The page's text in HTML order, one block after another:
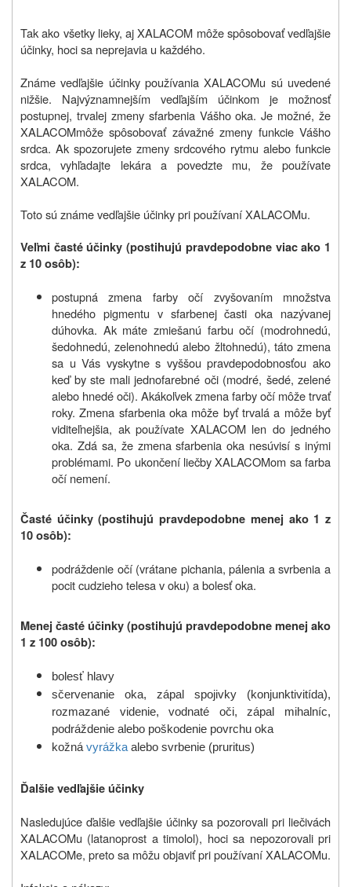
Tak ako všetky lieky, aj XALACOM môže spôsobovať vedľajšie
účinky, hoci sa neprejavia u každého.
Známe vedľajšie účinky používania XALACOMu sú uvedené
nižšie. Najvýznamnejším vedľajším účinkom je možnosť
postupnej, trvalej zmeny sfarbenia Vášho oka. Je možné, že
XALACOMmôže spôsobovať závažné zmeny funkcie Vášho
srdca. Ak spozorujete zmeny srdcového rytmu alebo funkcie
srdca, vyhľadajte lekára a povedzte mu, že používate
XALACOM.
Toto sú známe vedľajšie účinky pri používaní XALACOMu.
Veľmi časté účinky (postihujú pravdepodobne viac ako 1
z 10 osôb):
postupná zmena farby očí zvyšovaním množstva
hnedého pigmentu v sfarbenej časti oka nazývanej
dúhovka. Ak máte zmiešanú farbu očí (modrohnedú,
šedohnedú, zelenohnedú alebo žltohnedú), táto zmena
sa u Vás vyskytne s vyššou pravdepodobnosťou ako
keď by ste mali jednofarebné oči (modré, šedé, zelené
alebo hnedé oči). Akákoľvek zmena farby očí môže trvať
roky. Zmena sfarbenia oka môže byť trvalá a môže byť
viditeľnejšia, ak používate XALACOM len do jedného
oka. Zdá sa, že zmena sfarbenia oka nesúvisí s inými
problémami. Po ukončení liečby XALACOMom sa farba
očí nemení.
Časté účinky (postihujú pravdepodobne menej ako 1 z
10 osôb):
podráždenie očí (vrátane pichania, pálenia a svrbenia a
pocit cudzieho telesa v oku) a bolesť oka.
Menej časté účinky (postihujú pravdepodobne menej ako
1 z 100 osôb):
bolesť hlavy
sčervenanie oka, zápal spojivky (konjunktivitída),
rozmazané videnie, vodnaté oči, zápal mihalníc,
podráždenie alebo poškodenie povrchu oka
kožnávyrážkaalebo svrbenie (pruritus)
Ďalšie vedľajšie účinky
Nasledujúce ďalšie vedľajšie účinky sa pozorovali pri liečivách
XALACOMu (latanoprost a timolol), hoci sa nepozorovali pri
XALACOMe, preto sa môžu objaviť pri používaní XALACOMu.